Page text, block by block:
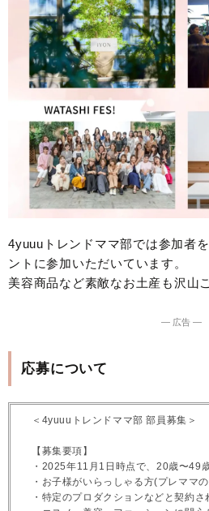
4yuuuトレンドママ部では参加者
ントに参加いただいています。
美容商品など素敵なお土産も沢山
― 広告 ―
応募について
＜4yuuuトレンドママ部 部員募集＞
【募集要項】
・2025年11月1日時点で、20歳〜49
・お子様がいらっしゃる方(プレママ
・特定のプロダクションなどと契約さ